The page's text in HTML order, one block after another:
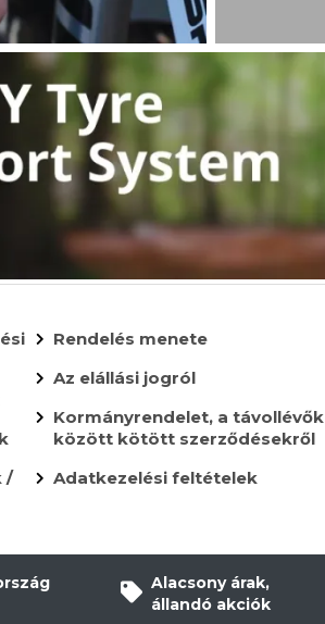
/
Rendelés menete
Az elállási jogról
Kormányrendelet, a távollévők
között kötött szerződésekről
Adatkezelési feltételek
Alacsony árak,
állandó akciók